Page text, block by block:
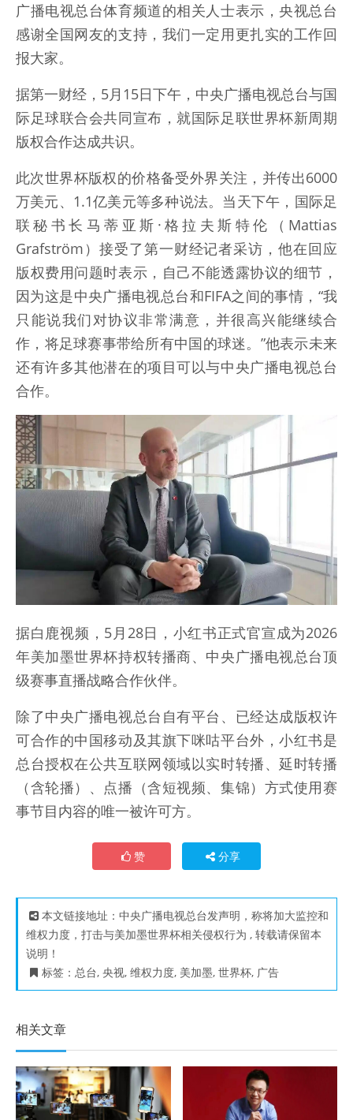
广播电视总台体育频道的相关人士表示，央视总台
感谢全国网友的支持，我们一定用更扎实的工作回
报大家。
据第一财经，5月15日下午，中央广播电视总台与国
际足球联合会共同宣布，就国际足联世界杯新周期
版权合作达成共识。
此次世界杯版权的价格备受外界关注，并传出6000
万美元、1.1亿美元等多种说法。当天下午，国际足
联秘书长马蒂亚斯·格拉夫斯特伦（Mattias
Grafström）接受了第一财经记者采访，他在回应
版权费用问题时表示，自己不能透露协议的细节，
因为这是中央广播电视总台和FIFA之间的事情，“我
只能说我们对协议非常满意，并很高兴能继续合
作，将足球赛事带给所有中国的球迷。”他表示未来
还有许多其他潜在的项目可以与中央广播电视总台
合作。
据白鹿视频，5月28日，小红书正式官宣成为2026
年美加墨世界杯持权转播商、中央广播电视总台顶
级赛事直播战略合作伙伴。
除了中央广播电视总台自有平台、已经达成版权许
可合作的中国移动及其旗下咪咕平台外，小红书是
总台授权在公共互联网领域以实时转播、延时转播
（含轮播）、点播（含短视频、集锦）方式使用赛
事节目内容的唯一被许可方。
赞 分享
本文链接地址： 中央广播电视总台发声明，称将加大监控和
维权力度，打击与美加墨世界杯相关侵权行为 , 转载请保留本
说明！
标签： 总台, 央视, 维权力度, 美加墨, 世界杯, 广告
相关文章